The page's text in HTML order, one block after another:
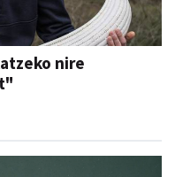
nire